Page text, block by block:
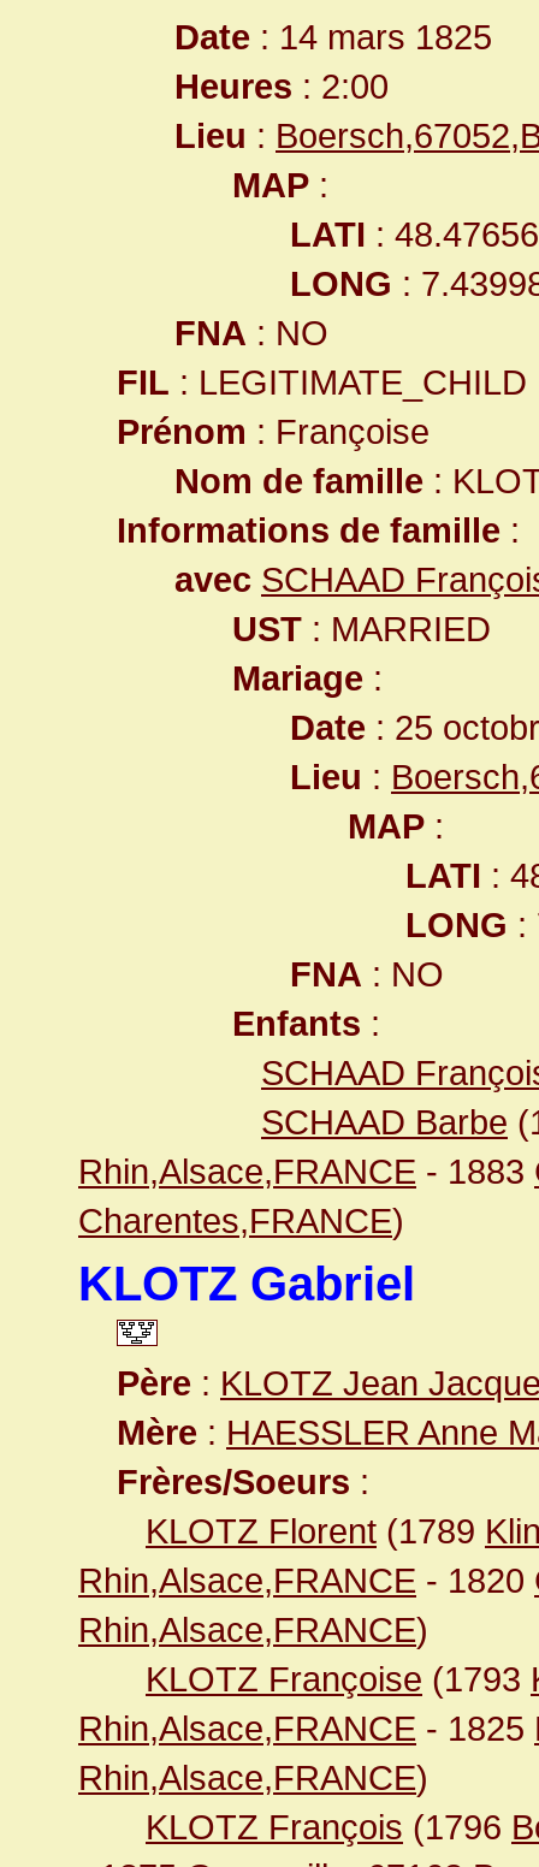
Date : 14 mars 1825
Heures : 2:00
Lieu :
MAP :
LATI :
LONG :
FNA : NO
FIL : LEGITIMATE_CHILD
Prénom : Françoise
Nom de famille :
Informations de famille :
avec SCHAAD
UST : MARRIED
Mariage :
Date : 25
Lieu :
MAP :
LATI :
LONG :
FNA : NO
Enfants :
SCHAAD
SCHAAD Barbe
Rhin,Alsace,FRANCE - 1883
Charentes,FRANCE)
KLOTZ Gabriel
Père : KLOTZ Jean
Mère : HAESSLER Anne
Frères/Soeurs :
KLOTZ Florent (1789
Rhin,Alsace,FRANCE - 1820
Rhin,Alsace,FRANCE)
KLOTZ Françoise (1793
Rhin,Alsace,FRANCE - 1825
Rhin,Alsace,FRANCE)
KLOTZ François (1796